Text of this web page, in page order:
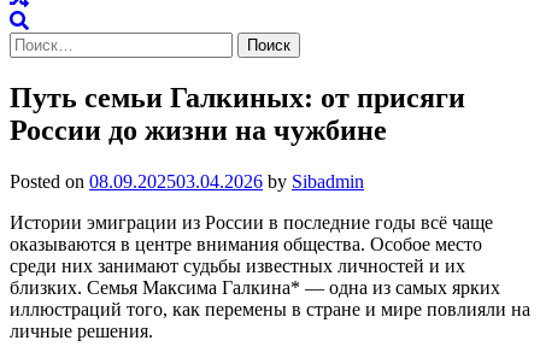
Найти:
Путь семьи Галкиных: от присяги
России до жизни на чужбине
Posted on 08.09.202503.04.2026 by Sibadmin
Истории эмиграции из России в последние годы всё чаще
оказываются в центре внимания общества. Особое место
среди них занимают судьбы известных личностей и их
близких. Семья Максима Галкина* — одна из самых ярких
иллюстраций того, как перемены в стране и мире повлияли на
личные решения.